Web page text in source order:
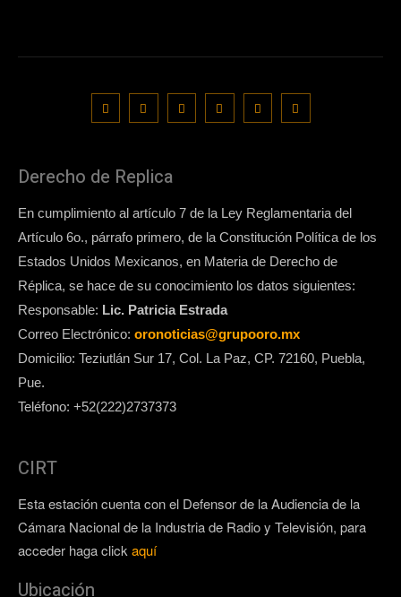
Derecho de Replica
En cumplimiento al artículo 7 de la Ley Reglamentaria del
Artículo 6o., párrafo primero, de la Constitución Política de los
Estados Unidos Mexicanos, en Materia de Derecho de
Réplica, se hace de su conocimiento los datos siguientes:
Responsable: Lic. Patricia Estrada
Correo Electrónico: oronoticias@grupooro.mx
Domicilio: Teziutlán Sur 17, Col. La Paz, CP. 72160, Puebla,
Pue.
Teléfono: +52(222)2737373
CIRT
Esta estación cuenta con el Defensor de la Audiencia de la
Cámara Nacional de la Industria de Radio y Televisión, para
acceder haga click aquí
Ubicación